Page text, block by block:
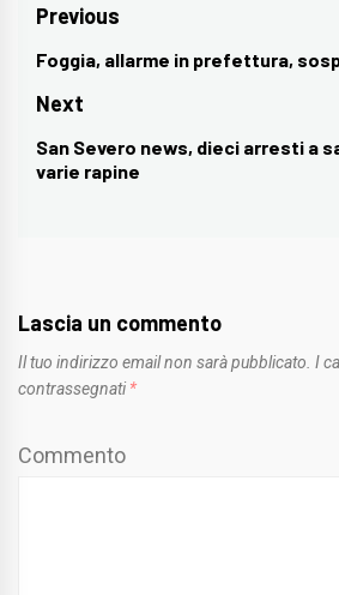
Navigazione
articoli
Previous
Previous
post:
Foggia, allarme in prefettura,
Next
Next
post:
San Severo news, dieci arresti a
varie rapine
Lascia un commento
Il tuo indirizzo email non sarà pubblicato. I
contrassegnati *
Commento